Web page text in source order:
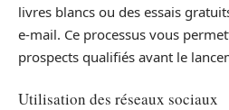
livres blancs ou des essais
e-mail. Ce processus vous
prospects qualifiés avant le
Utilisation des réseaux sociaux